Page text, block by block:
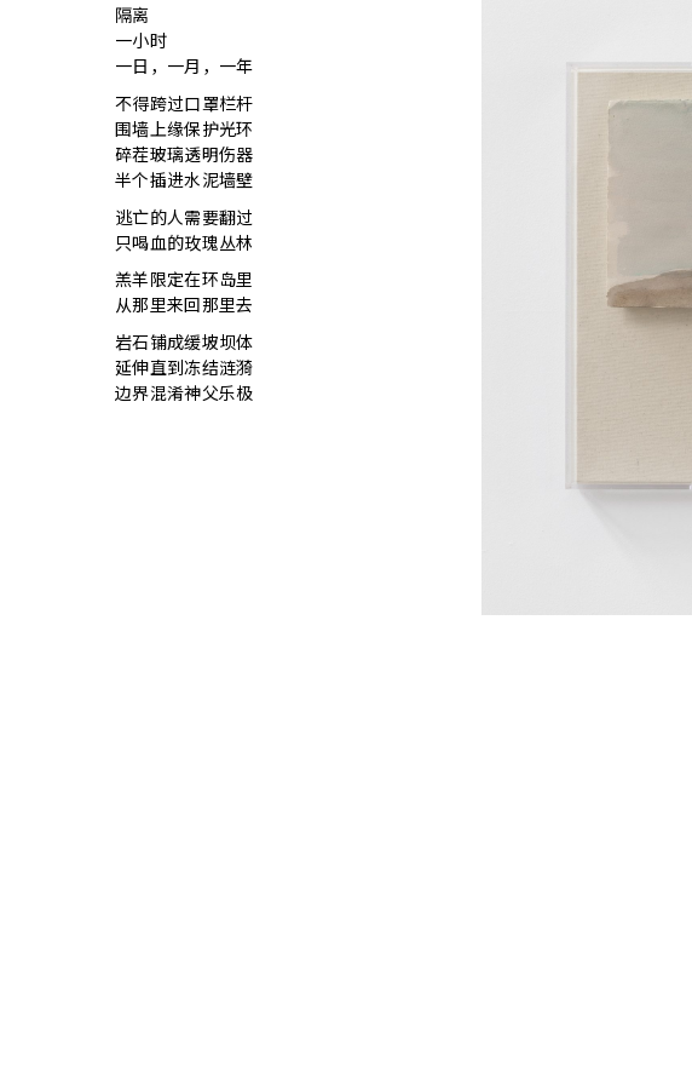
隔离
一小时
一日，一月，一年
不得跨过口罩栏杆
围墙上缘保护光环
碎茬玻璃透明伤器
半个插进水泥墙壁
逃亡的人需要翻过
只喝血的玫瑰丛林
羔羊限定在环岛里
从那里来回那里去
岩石铺成缓坡坝体
延伸直到冻结涟漪
边界混淆神父乐极